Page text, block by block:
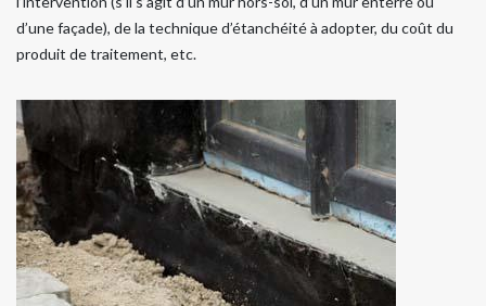
d’une façade), de la technique d’étanchéité à adopter, du coût du
produit de traitement, etc.